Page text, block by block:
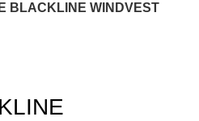
BLACKLINE WINDVEST